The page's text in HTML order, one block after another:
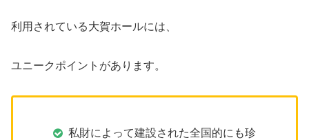
利用されている大賀ホールには、
ユニークポイントがあります。
私財によって建設された全国的にも珍